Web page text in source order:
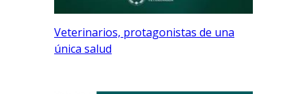
Veterinarios, protagonistas de una
única salud